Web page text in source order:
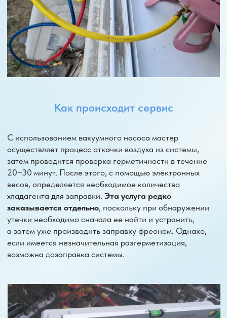
Обслуживание, чистка, ТО
Ремонт